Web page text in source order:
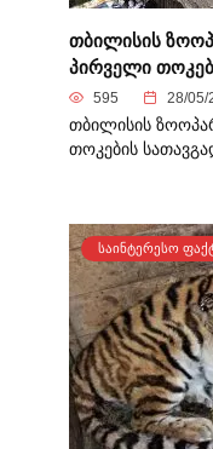
თბილისის
პირველი
595 28/05/
თბილისის
თოკების
ᲡᲐᲘᲜᲢᲔᲠᲔᲡᲝ